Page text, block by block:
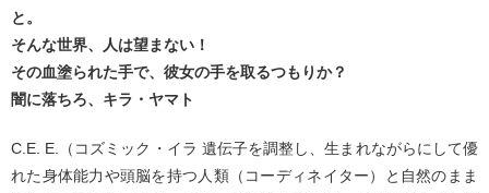
と。
そんな世界、人は望まない！
その血塗られた手で、彼女の手を取るつもりか？
闇に落ちろ、キラ・ヤマト
C.E. E.（コズミック・イラ 遺伝子を調整し、生まれながらにして優
れた身体能力や頭脳を持つ人類（コーディネイター）と自然のまま